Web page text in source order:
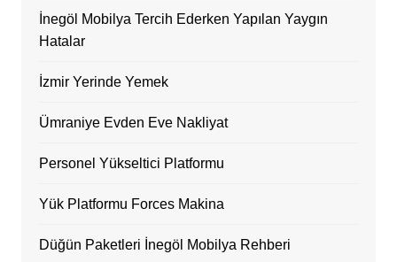
İnegöl Mobilya Tercih Ederken Yapılan Yaygın
Hatalar
İzmir Yerinde Yemek
Ümraniye Evden Eve Nakliyat
Personel Yükseltici Platformu
Yük Platformu Forces Makina
Düğün Paketleri İnegöl Mobilya Rehberi